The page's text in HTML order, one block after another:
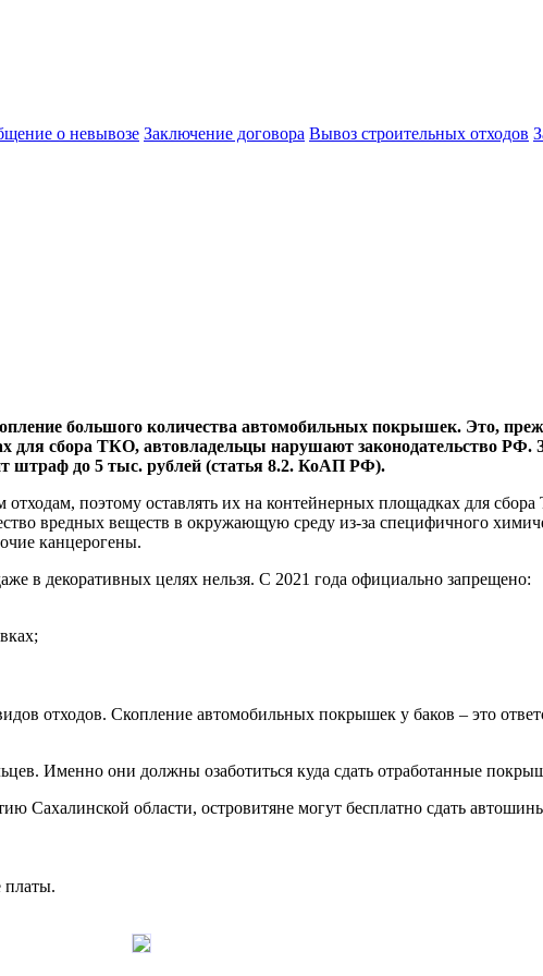
о невывозе Заключение договора Вывоз строительных отходов
большого количества автомобильных покрышек. Это,
сбора ТКО, автовладельцы нарушают законодательство РФ.
штраф до 5 тыс. рублей (статья 8.2. КоАП РФ).
поэтому оставлять их на контейнерных площадках для
вредных веществ в окружающую среду из-за специфичного
канцерогены.
в декоративных целях нельзя. С 2021 года официально запрещено:
отходов. Скопление автомобильных покрышек у баков – это
Именно они должны озаботиться куда сдать отработанные
Сахалинской области, островитяне могут бесплатно сдать